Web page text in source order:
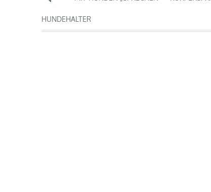
HUNDEHALTER